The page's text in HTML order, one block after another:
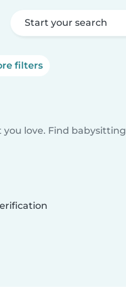
Start your search
filters
love. Find babysitting